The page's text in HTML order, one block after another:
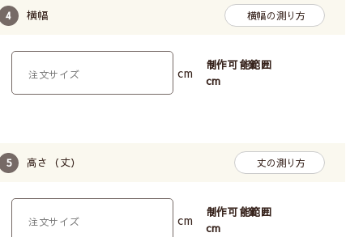
ご購入前に必ずお読みください
横幅 横幅の測り方
cm
制作可能範囲
cm
高さ（丈） 丈の測り方
cm
制作可能範囲
cm